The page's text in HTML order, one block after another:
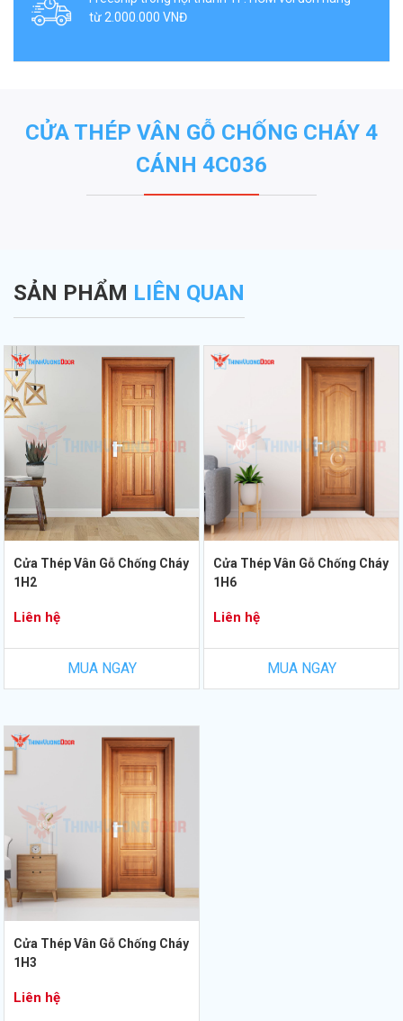
từ 2.000.000 VNĐ
CỬA THÉP VÂN GỖ CHỐNG CHÁY 4
CÁNH 4C036
SẢN PHẨM LIÊN QUAN
Cửa Thép Vân Gỗ Chống Cháy
1H2
Liên hệ
MUA NGAY
Cửa Thép Vân Gỗ Chống Cháy
1H6
Liên hệ
MUA NGAY
Cửa Thép Vân Gỗ Chống Cháy
1H3
Liên hệ